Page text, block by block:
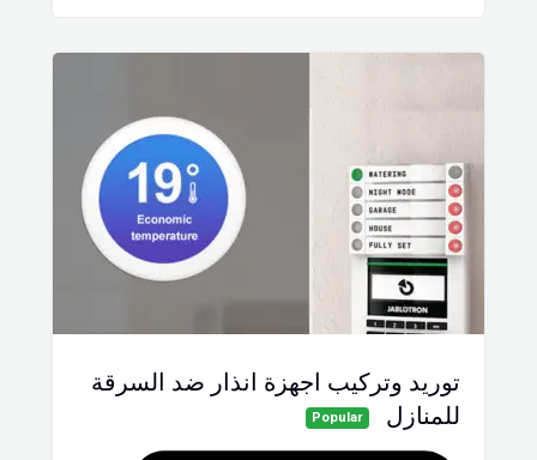
توريد وتركيب اجهزة انذار ضد السرقة
للمنازل
Popular